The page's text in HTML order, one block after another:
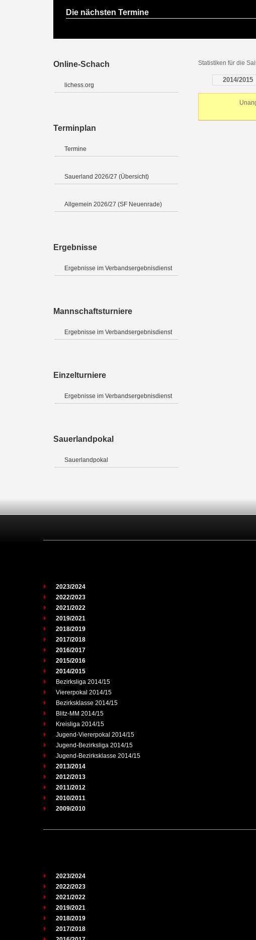
Die nächsten Termine
Online-Schach
lichess.org
Terminplan
Termine
Sauerland 2026/27 (Übersicht)
Allgemein 2026/27 (SF Neuenrade)
Ergebnisse
Ergebnisse im Verbandsergebnisdienst
Mannschaftsturniere
Ergebnisse im Verbandsergebnisdienst
Einzelturniere
Ergebnisse im Verbandsergebnisdienst
Sauerlandpokal
Sauerlandpokal
Statistiken für die
2014/2015
2023/2024
2022/2023
2021/2022
2019/2021
2018/2019
2017/2018
2016/2017
2015/2016
2014/2015
Bezirksliga 2014/15
Viererpokal 2014/15
Bezirksklasse 2014/15
Blitz-MM 2014/15
Kreisliga 2014/15
Jugend-Viererpokal 2014/15
Jugend-Bezirksliga 2014/15
Jugend-Bezirksklasse 2014/15
2013/2014
2012/2013
2011/2012
2010/2011
2009/2010
2023/2024
2022/2023
2021/2022
2019/2021
2018/2019
2017/2018